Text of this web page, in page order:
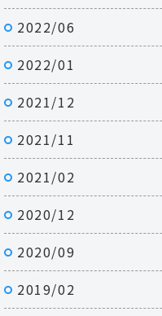
2022/06
2022/01
2021/12
2021/11
2021/02
2020/12
2020/09
2019/02